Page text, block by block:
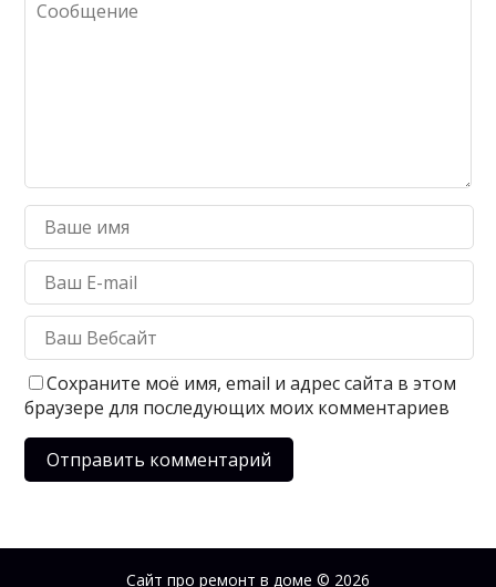
Сохраните моё имя, email и адрес сайта в этом
браузере для последующих моих комментариев
Сайт про ремонт в доме © 2026